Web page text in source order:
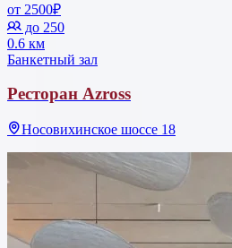
от 2500₽
до 250
0.6 км
Банкетный зал
Ресторан Azross
Носовихинское шоссе 18